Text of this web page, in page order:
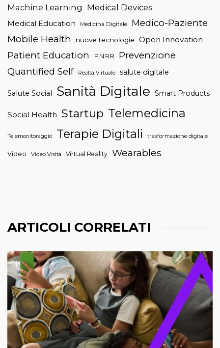
Machine Learning Medical Devices
Medical Education Medicina Digitale
Medico-Paziente
Mobile Health
nuove tecnologie Open Innovation
Patient Education PNRR
Prevenzione
Quantified Self
Realtà Virtuale salute digitale
Salute Social Sanità Digitale Smart Products
Social Health Startup Telemedicina
Telemonitoraggio Terapie Digitali trasformazione digitale
Video Video Visita Virtual Reality Wearables
ARTICOLI CORRELATI